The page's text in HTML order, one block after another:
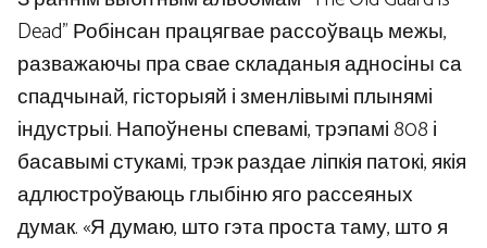
Dead” Робінсан працягвае рассоўваць межы,
разважаючы пра свае складаныя адносіны са
спадчынай, гісторыяй і зменлівымі плынямі
індустрыі. Напоўнены спевамі, трэпамі 808 і
басавымі стукамі, трэк раздае ліпкія патокі, якія
адлюстроўваюць глыбіню яго рассеяных
думак. «Я думаю, што гэта проста таму, што я